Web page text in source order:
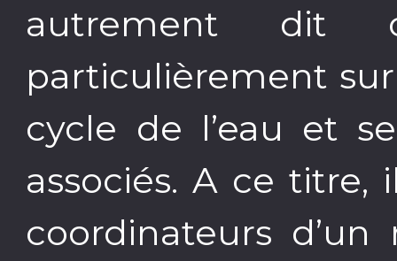
autrement dit
particulièrement
cycle de l’eau et
associés. A ce
coordinateurs